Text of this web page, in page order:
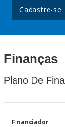
Cadastre-se
Finanças
Plano De
Financiador